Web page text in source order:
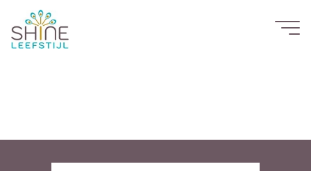
naar
de